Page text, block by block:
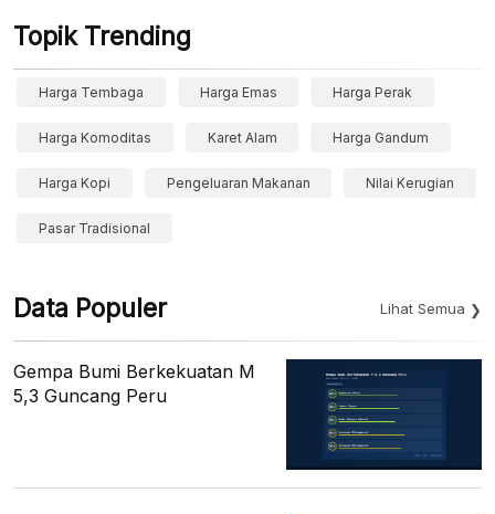
Topik Trending
Harga Tembaga Harga Emas Harga Perak
Harga Komoditas Karet Alam Harga Gandum
Harga Kopi Pengeluaran Makanan Nilai Kerugian
Pasar Tradisional
Data Populer Lihat Semua
Gempa Bumi Berkekuatan M
5,3 Guncang Peru